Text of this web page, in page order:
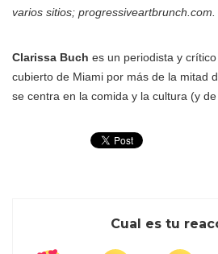
varios sitios;
Clarissa Buch es un periodista y
cubierto de Miami por más de la mitad
se centra en la comida y la cultura (y
Cual es tu